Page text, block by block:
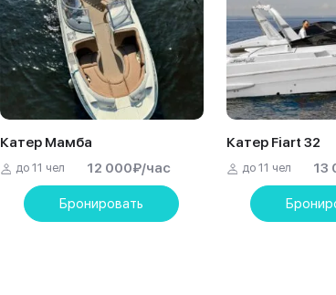
Катер Мамба
до 11 чел 12 000₽/час
Бронировать
Катер Fiart 32
до 11 чел 13